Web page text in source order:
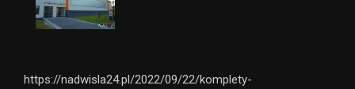
https://nadwisla24.pl/2022/09/22/komplety-